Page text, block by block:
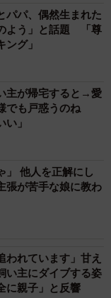
パパ、偶然生まれた
よう」と話題 「尊
グ」
主が帰宅すると→愛
でも戸惑うのね
い」
」 他人を正解にし
が苦手な娘に教わ
われています」甘え
主にダイブする姿
に親子」と反響